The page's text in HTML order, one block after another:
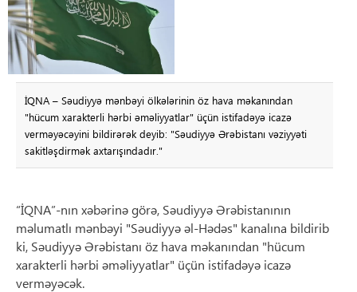
İQNA – Səudiyyə mənbəyi ölkələrinin öz hava məkanından
"hücum xarakterli hərbi əməliyyatlar" üçün istifadəyə icazə
verməyəcəyini bildirərək deyib: "Səudiyyə Ərəbistanı vəziyyəti
sakitləşdirmək axtarışındadır."
“İQNA”-nın xəbərinə görə, Səudiyyə Ərəbistanının
məlumatlı mənbəyi "Səudiyyə əl-Hədəs" kanalına bildirib
ki, Səudiyyə Ərəbistanı öz hava məkanından "hücum
xarakterli hərbi əməliyyatlar" üçün istifadəyə icazə
verməyəcək.